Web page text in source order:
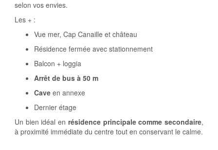
selon vos envies.
Les + :
Vue mer, Cap Canaille et château
Résidence fermée avec stationnement
Balcon + loggia
Arrêt de bus à 50 m
Cave en annexe
Dernier étage
Un bien idéal en résidence principale comme secondaire,
à proximité immédiate du centre tout en conservant le calme.